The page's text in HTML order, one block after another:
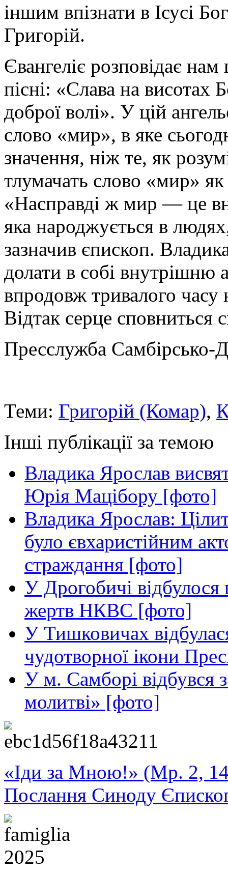
іншим впізнати в Ісусі
Григорій.
Євангеліє розповідає
пісні: «Слава на висотах
доброї волі». У цій
слово «мир», в яке
значення, ніж те, як
тлумачать слово «мир» як
«Насправді ж мир — це
яка народжується в
зазначив єпископ.
долати в собі внутрішню
впродовж тривалого
Відтак серце сповниться
Пресслужба Самбірсько-
Теми: Григорій (Комар),
Інші публікації за темою
Владика Ярослав
Юрія Мацібору [фото]
Владика Ярослав:
було євхаристійним
страждання [фото]
У Дрогобичі відбулося
жертв НКВС [фото]
У Тишковичах
чудотворної ікони
У м. Самборі відбувся
молитві» [фото]
«Іди за Мною!» (Мр. 2,
Послання Синоду